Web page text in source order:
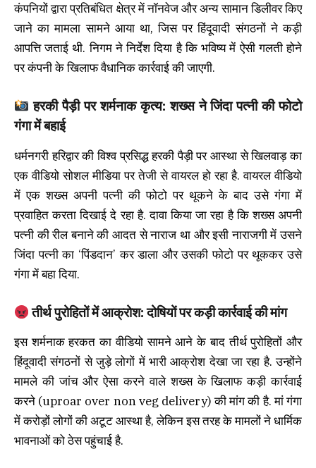
कंपनियों द्वारा प्रतिबंधित क्षेत्र में नॉनवेज और अन्य सामान डिलीवर किए
जाने का मामला सामने आया था, जिस पर हिंदूवादी संगठनों ने कड़ी
आपत्ति जताई थी. निगम ने निर्देश दिया है कि भविष्य में ऐसी गलती होने
पर कंपनी के खिलाफ वैधानिक कार्रवाई की जाएगी.
हरकी पैड़ी पर शर्मनाक कृत्य: शख्स ने जिंदा पत्नी की फोटो
गंगा में बहाई
धर्मनगरी हरिद्वार की विश्व प्रसिद्ध हरकी पैड़ी पर आस्था से खिलवाड़ का
एक वीडियो सोशल मीडिया पर तेजी से वायरल हो रहा है. वायरल वीडियो
में एक शख्स अपनी पत्नी की फोटो पर थूकने के बाद उसे गंगा में
प्रवाहित करता दिखाई दे रहा है. दावा किया जा रहा है कि शख्स अपनी
पत्नी की रील बनाने की आदत से नाराज था और इसी नाराजगी में उसने
जिंदा पत्नी का ‘पिंडदान’ कर डाला और उसकी फोटो पर थूककर उसे
गंगा में बहा दिया.
तीर्थ पुरोहितों में आक्रोश: दोषियों पर कड़ी कार्रवाई की मांग
इस शर्मनाक हरकत का वीडियो सामने आने के बाद तीर्थ पुरोहितों और
हिंदूवादी संगठनों से जुड़े लोगों में भारी आक्रोश देखा जा रहा है. उन्होंने
मामले की जांच और ऐसा करने वाले शख्स के खिलाफ कड़ी कार्रवाई
करने (uproar over non veg delivery) की मांग की है. मां गंगा
में करोड़ों लोगों की अटूट आस्था है, लेकिन इस तरह के मामलों ने धार्मिक
भावनाओं को ठेस पहुंचाई है.